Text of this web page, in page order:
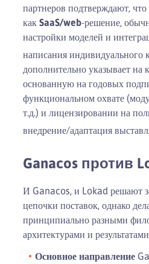
партнеров подтверждают,
как SaaS/web-решение,
настройки моделей и
написания индивидуального
дополнительно указывает на
основанную на годовых
функциональном охвате
т.д.) и лицензировании на
внедрение/адаптация
Ganacos против
И Ganacos, и Lokad решают
цепочки поставок, однако
принципиально разными
архитектурами и
Основное направление